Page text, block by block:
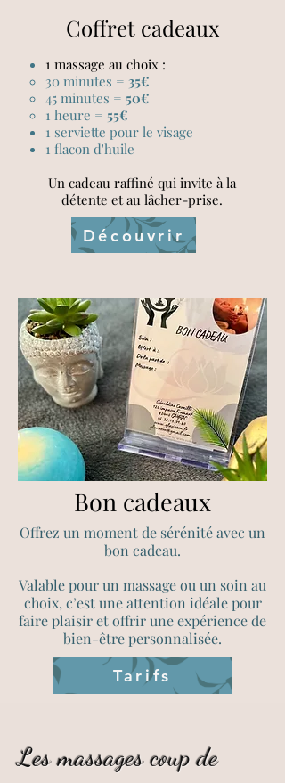
Coffret cadeaux
1 massage au choix :
30 minutes = 35€
45 minutes = 50€
1 heure = 55€
1 serviette pour le visage
1 flacon d'huile
Un cadeau raffiné qui invite à la
détente et au lâcher-prise.
Découvrir
Bon cadeaux
Offrez un moment de sérénité avec un
bon cadeau.
Valable pour un massage ou un soin au
choix, c’est une attention idéale pour
faire plaisir et offrir une expérience de
bien-être personnalisée.
Tarifs
Les massages coup de